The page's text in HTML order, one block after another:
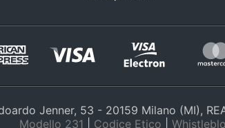
Jenner, 53 - 20159 Milano (MI),
Modello 231
Codice Etico